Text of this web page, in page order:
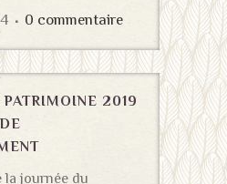
0 commentaire
PATRIMOINE 2019
la journée du